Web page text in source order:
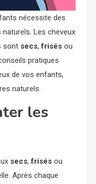
nécessite des
Les cheveux
sont secs,frisés ou
pratiques
de vos enfants,
naturels.
les
secs,frisés ou
Après chaque